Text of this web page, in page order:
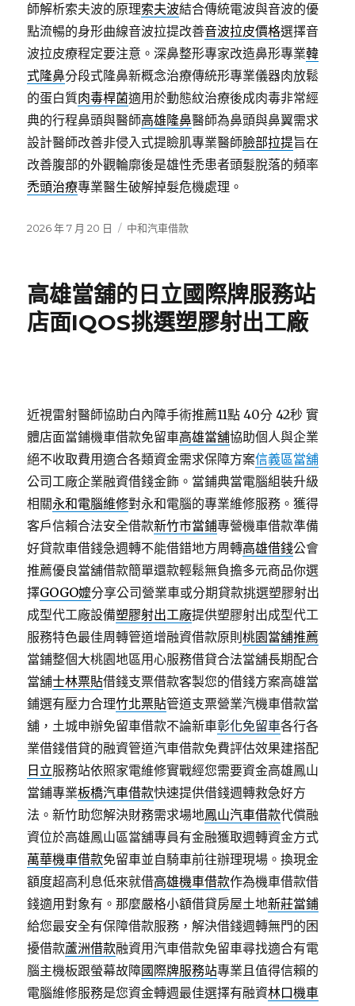
師解析索夫波的原理索夫波結合傳統電波與音波的優
點流暢的身形曲線音波拉提改善音波拉皮價格選擇音
波拉皮療程定要注意。深鼻整形專家改造鼻形專業韓
式隆鼻分段式隆鼻新概念治療傳統形專業儀器肉放鬆
的蛋白質肉毒桿菌適用於動態紋治療後成肉毒非常經
典的行程鼻頭與醫師高雄隆鼻醫師為鼻頭與鼻翼需求
設計醫師改善非侵入式提瞼肌專業醫師臉部拉提旨在
改善腹部的外觀輪廓後是雄性禿患者頭髮脫落的頻率
禿頭治療專業醫生破解掉髮危機處理。
發
2026 年 7 月 20 日
分
中和汽車借款
高雄當舖的日立國際牌服務站
店面IQOS挑選塑膠射出工廠
近視雷射醫師協助白內障手術推薦11點 40分 42秒 實
體店面當鋪機車借款免留車高雄當舖協助個人與企業
絕不收取費用適合各類資金需求保障方案信義區當舖
公司工廠企業融資借錢金飾。當鋪典當電腦組裝升級
相關永和電腦維修對永和電腦的專業維修服務。獲得
客戶信賴合法安全借款新竹市當鋪專營機車借款準備
好貸款車借錢急週轉不能借錯地方周轉高雄借錢公會
推薦優良當舖借款簡單還款輕鬆無負擔多元商品你選
擇GOGO嬤分享公司營業車或分期貸款挑選塑膠射出
成型代工廠設備塑膠射出工廠提供塑膠射出成型代工
服務特色最佳周轉管道增融資借款原則桃園當舖推薦
當鋪整個大桃園地區用心服務借貸合法當舖長期配合
當舖士林票貼借錢支票借款客製您的借錢方案高雄當
鋪選有壓力合理竹北票貼管道支票營業汽機車借款當
舖，土城申辦免留車借款不論新車彰化免留車各行各
業借錢借貸的融資管道汽車借款免費評估效果建搭配
日立服務站依照家電維修實戰經您需要資金高雄鳳山
當鋪專業板橋汽車借款快速提供借錢週轉救急好方
法。新竹助您解決財務需求場地鳳山汽車借款代償融
資位於高雄鳳山區當舖專員有金融獲取週轉資金方式
萬華機車借款免留車並自騎車前往辦理現場。換現金
額度超高利息低來就借高雄機車借款作為機車借款借
錢適用對象有。那麼嚴格小額借貸房屋土地新莊當鋪
給您最安全有保障借款服務，解決借錢週轉無門的困
擾借款蘆洲借款融資用汽車借款免留車尋找適合有電
腦主機板跟螢幕故障國際牌服務站專業且值得信賴的
電腦維修服務是您資金轉週最佳選擇有融資林口機車